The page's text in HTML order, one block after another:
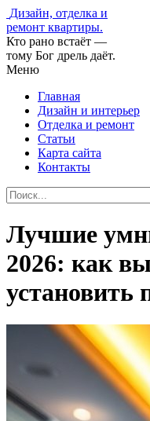
Дизайн, отделка и
ремонт квартиры.
Кто рано встаёт —
тому Бог дрель даёт.
Меню
Главная
Дизайн и интерьер
Отделка и ремонт
Статьи
Карта сайта
Контакты
Лучшие
2026: как
установить